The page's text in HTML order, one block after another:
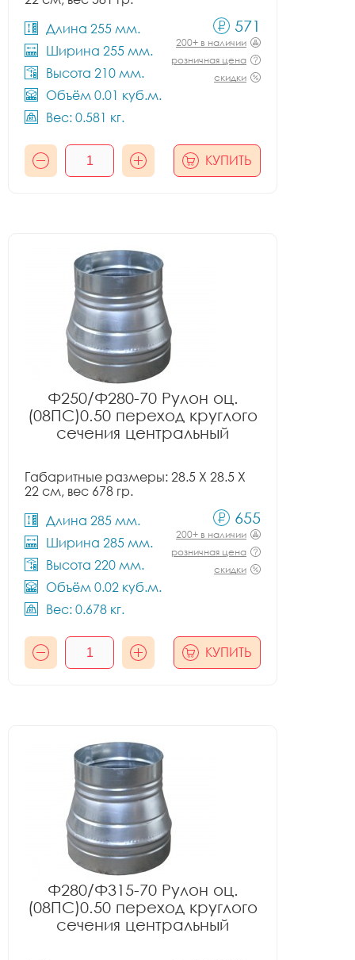
Длина 255 мм.
Ширина 255 мм.
Высота 210 мм.
Объём 0.01 куб.м.
Вес: 0.581 кг.
571
200+ в наличии
розничная цена
скидки
КУПИТЬ
Ф250/Ф280-70 Рулон оц.
(08ПС)0.50 переход круглого
сечения центральный
Габаритные размеры: 28.5 X 28.5 X
22 см, вес 678 гр.
Длина 285 мм.
Ширина 285 мм.
Высота 220 мм.
Объём 0.02 куб.м.
Вес: 0.678 кг.
655
200+ в наличии
розничная цена
скидки
КУПИТЬ
Ф280/Ф315-70 Рулон оц.
(08ПС)0.50 переход круглого
сечения центральный